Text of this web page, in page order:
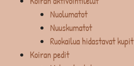
Nuolumatot
Nuuskumatot
Ruokailua hidastavat kupit
Koiran pedit